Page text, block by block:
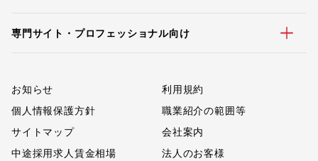
専門サイト・プロフェッショナル向け
お知らせ
利用規約
個人情報保護方針
職業紹介の範囲等
サイトマップ
会社案内
中途採用求人賃金相場
法人のお客様